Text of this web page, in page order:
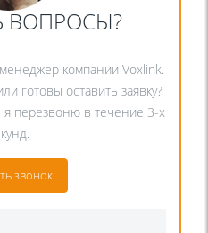
ВОПРОСЫ?
компании Voxlink.
готовы оставить заявку?
перезвоню в течение 3-х
звонок